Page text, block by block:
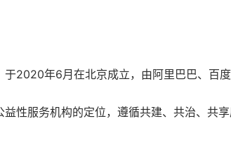
2020年6月在北京成立，由阿里巴巴、百
性服务机构的定位，遵循共建、共治、共